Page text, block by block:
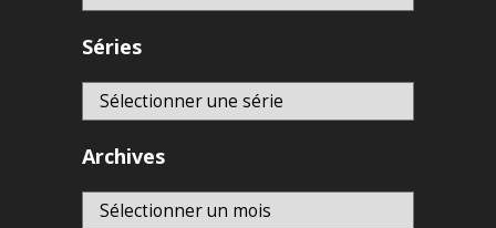
Séries
Archives
Archives